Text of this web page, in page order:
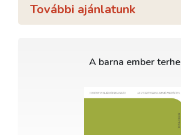
További ajánlatunk
A barna ember terhe